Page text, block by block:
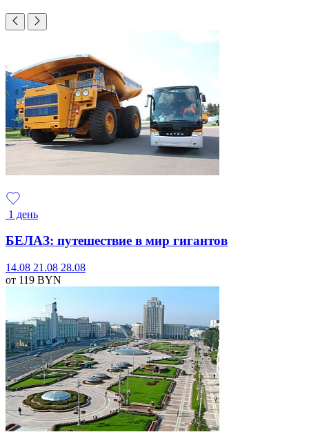
1 день
БЕЛАЗ: путешествие в мир гигантов
14.08 21.08 28.08
от 119 BYN